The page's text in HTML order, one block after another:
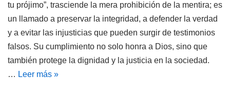
tu prójimo”, trasciende la mera prohibición de la mentira; es
un llamado a preservar la integridad, a defender la verdad
y a evitar las injusticias que pueden surgir de testimonios
falsos. Su cumplimiento no solo honra a Dios, sino que
también protege la dignidad y la justicia en la sociedad.
… Leer más »